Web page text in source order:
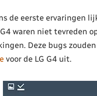
de eerste ervaringen
G4 waren niet tevreden
Deze bugs
voor de LG G4 uit.